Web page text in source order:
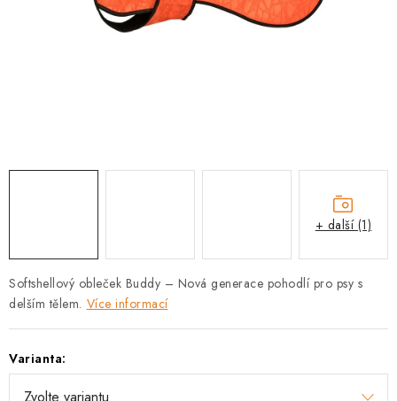
Výměna, vrácení a reklamace
Obchodní podmínky
Hodnocení obchodu
FAQ
Softshellový obleček Buddy – Nová generace pohodlí pro psy s
delším tělem. Více informací
Varianta:
+ další (1)